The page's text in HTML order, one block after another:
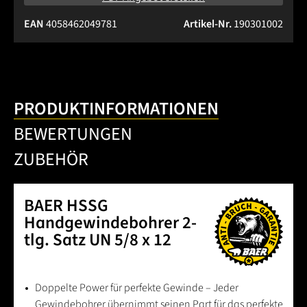
Artikel-Nr.190301002
EAN4058462049781
PRODUKTINFORMATIONEN
BEWERTUNGEN
ZUBEHÖR
BAER HSSG
Handgewindebohrer 2-
tlg. Satz UN 5/8 x 12
Doppelte Power für perfekte Gewinde – Jeder